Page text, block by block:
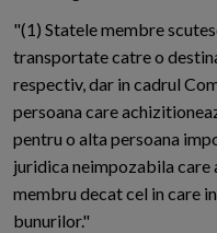
"(1) Statele membre
transportate catre o
respectiv, dar in cadrul
persoana care
pentru o alta persoana
juridica neimpozabila
membru decat cel in care
bunurilor."